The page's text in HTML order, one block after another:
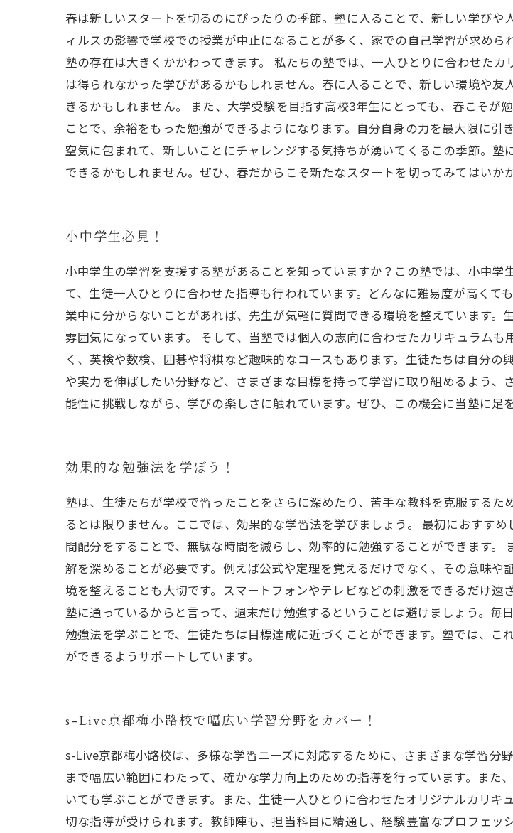
春は新しいスタートを切るのにぴったりの季節。塾に入ることで、新しい学び
ィルスの影響で学校での授業が中止になることが多く、家での自己学習が求めら
塾の存在は大きくかかわってきます。 私たちの塾では、一人ひとりに合わせた
は得られなかった学びがあるかもしれません。春に入ることで、新しい環境や
きるかもしれません。 また、大学受験を目指す高校3年生にとっても、春こそが
ことで、余裕をもった勉強ができるようになります。自分自身の力を最大限に
空気に包まれて、新しいことにチャレンジする気持ちが湧いてくるこの季節。
できるかもしれません。ぜひ、春だからこそ新たなスタートを切ってみてはいか
小中学生必見！
小中学生の学習を支援する塾があることを知っていますか？この塾では、小中
て、生徒一人ひとりに合わせた指導も行われています。どんなに難易度が高く
業中に分からないことがあれば、先生が気軽に質問できる環境を整えています
雰囲気になっています。 そして、当塾では個人の志向に合わせたカリキュラム
く、英検や数検、囲碁や将棋など趣味的なコースもあります。生徒たちは自分
や実力を伸ばしたい分野など、さまざまな目標を持って学習に取り組めるよう
能性に挑戦しながら、学びの楽しさに触れています。ぜひ、この機会に当塾に足
効果的な勉強法を学ぼう！
塾は、生徒たちが学校で習ったことをさらに深めたり、苦手な教科を克服する
るとは限りません。ここでは、効果的な学習法を学びましょう。 最初におすす
間配分をすることで、無駄な時間を減らし、効率的に勉強することができます
解を深めることが必要です。例えば公式や定理を覚えるだけでなく、その意味
境を整えることも大切です。スマートフォンやテレビなどの刺激をできるだけ遠
塾に通っているからと言って、週末だけ勉強するということは避けましょう。
勉強法を学ぶことで、生徒たちは目標達成に近づくことができます。塾では、
ができるようサポートしています。
s-Live京都梅小路校で幅広い学習分野をカバー！
s-Live京都梅小路校は、多様な学習ニーズに対応するために、さまざまな学習分
まで幅広い範囲にわたって、確かな学力向上のための指導を行っています。ま
いても学ぶことができます。また、生徒一人ひとりに合わせたオリジナルカリ
切な指導が受けられます。教師陣も、担当科目に精通し、経験豊富なプロフェ